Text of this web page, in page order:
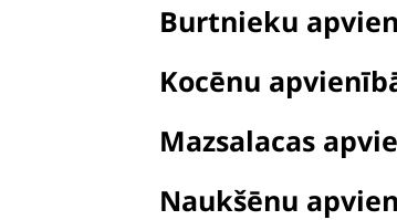
Burtnieku
Kocēnu
Mazsalacas
Naukšēnu